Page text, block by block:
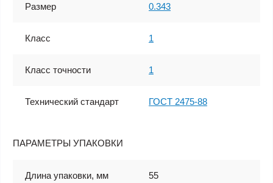
Размер 0.343
Класс 1
Класс точности 1
Технический стандарт ГОСТ 2475-88
ПАРАМЕТРЫ УПАКОВКИ
Длина упаковки, мм 55